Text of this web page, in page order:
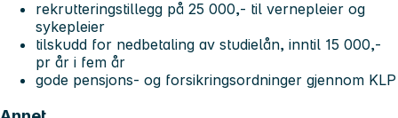
rekrutteringstillegg på 25 000,- til vernepleier og
sykepleier
tilskudd for nedbetaling av studielån, inntil 15 000,-
pr år i fem år
gode pensjons- og forsikringsordninger gjennom KLP